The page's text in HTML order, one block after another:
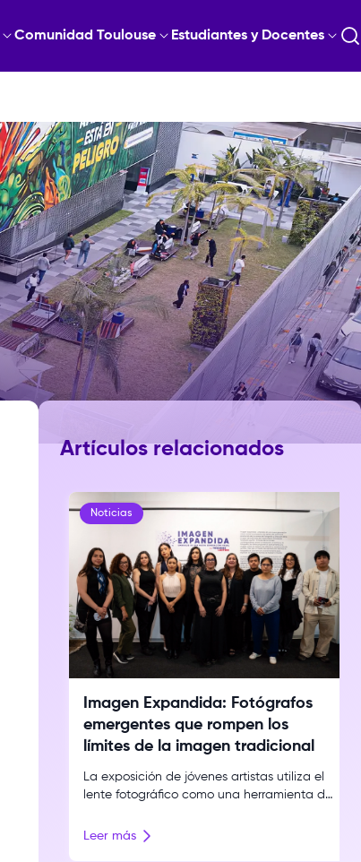
Comunidad Toulouse Estudiantes y Docentes
Artículos relacionados
Noticias
Imagen Expandida: Fotógrafos
emergentes que rompen los
límites de la imagen tradicional
La exposición de jóvenes artistas utiliza el
lente fotográfico como una herramienta de
cultural. La fotografía contemporánea
Leer más